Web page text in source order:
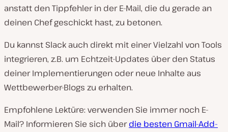
anstatt den Tippfehler in der E-Mail, die du gerade an
deinen Chef geschickt hast, zu betonen.
Du kannst Slack auch direkt mit einer Vielzahl von Tools
integrieren, z.B. um Echtzeit-Updates über den Status
deiner Implementierungen oder neue Inhalte aus
Wettbewerber-Blogs zu erhalten.
Empfohlene Lektüre: verwenden Sie immer noch E-
Mail? Informieren Sie sich überdie besten Gmail-Add-